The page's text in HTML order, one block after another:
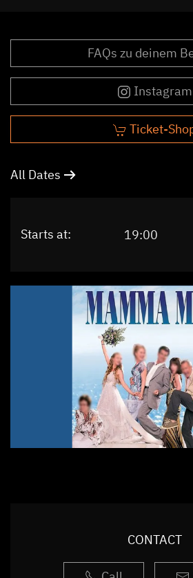
FAQs zu deinem
Instagram
Ticket-
All Dates
Starts at: 19:00
CONTACT